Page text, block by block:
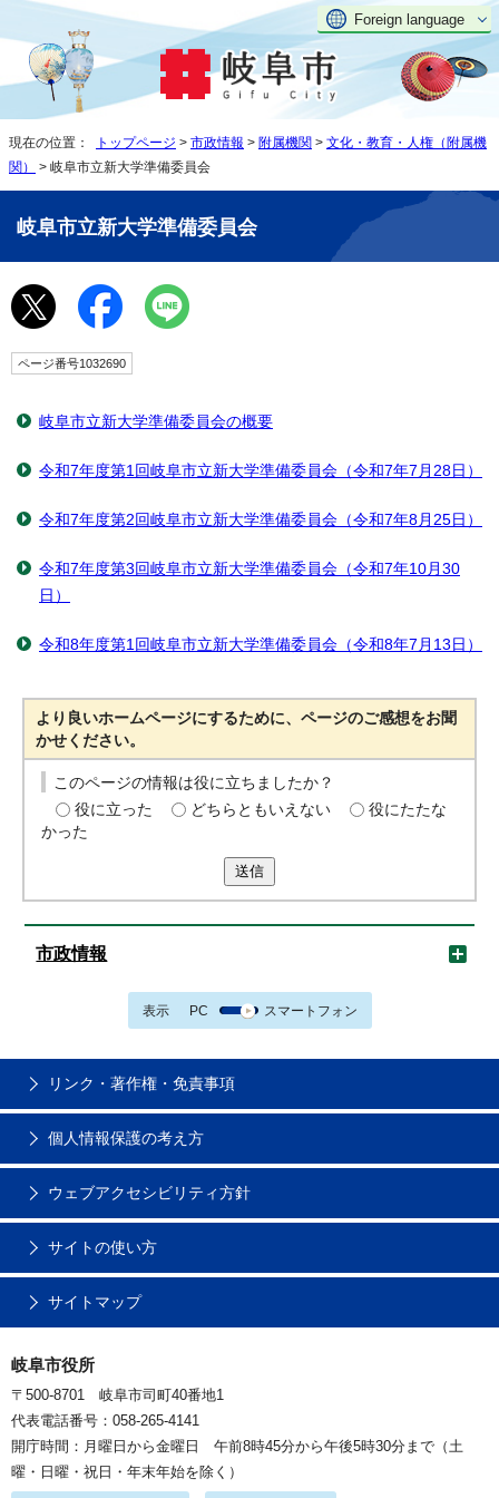
Foreign language
現在の位置： トップページ > 市政情報 > 附属機関 > 文化・教育・人権（附属機
関）
> 岐阜市立新大学準備委員会
岐阜市立新大学準備委員会
ページ番号1032690
岐阜市立新大学準備委員会の概要
令和7年度第1回岐阜市立新大学準備委員会（令和7年7月28日）
令和7年度第2回岐阜市立新大学準備委員会（令和7年8月25日）
令和7年度第3回岐阜市立新大学準備委員会（令和7年10月30
日）
令和8年度第1回岐阜市立新大学準備委員会（令和8年7月13日）
より良いホームページにするために、ページのご感想をお聞
かせください。
このページの情報は役に立ちましたか？
役に立った
どちらともいえない
役にたたな
かった
送信
市政情報
表示 PC スマートフォン
リンク・著作権・免責事項
個人情報保護の考え方
ウェブアクセシビリティ方針
サイトの使い方
サイトマップ
岐阜市役所
〒500-8701 岐阜市司町40番地1
代表電話番号：058-265-4141
開庁時間：月曜日から金曜日 午前8時45分から午後5時30分まで（土
曜・日曜・祝日・年末年始を除く）